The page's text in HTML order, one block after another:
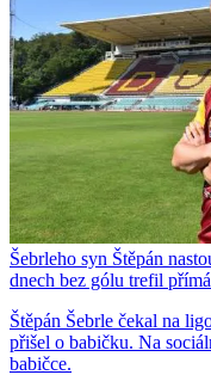
Šebrleho syn Štěpán
dnech bez gólu trefil
Štěpán Šebrle čekal na
přišel o babičku. Na
babičce.